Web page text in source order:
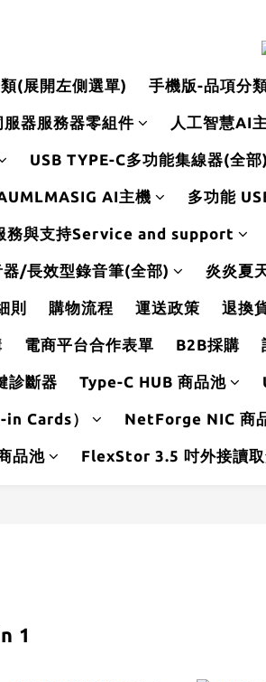
(展開左側選單) 手機版-品項分
服器服務器零組件 人工智慧AI
USB TYPE-C多功能集線器(全部)
AI主機 多功能
務與支持Service and support
器/長效型錄音筆(全部) 炎炎夏
則 購物流程 運送政策 退換
電商平台合作表單 B2B採購
診斷器 Type-C HUB 商品池
Cards） NetForge NIC 商
品池 FlexStor 3.5 吋外接讀
1